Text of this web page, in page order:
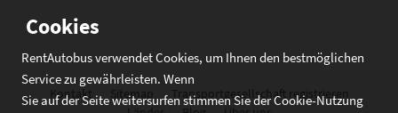
Cookies
RentAutobus verwendet Cookies, um Ihnen den bestmöglichen
Service zu gewährleisten. Wenn
Sie auf der Seite weitersurfen stimmen Sie der Cookie-Nutzung
Kontakt Sitemap
Transportgesellschaft registrieren